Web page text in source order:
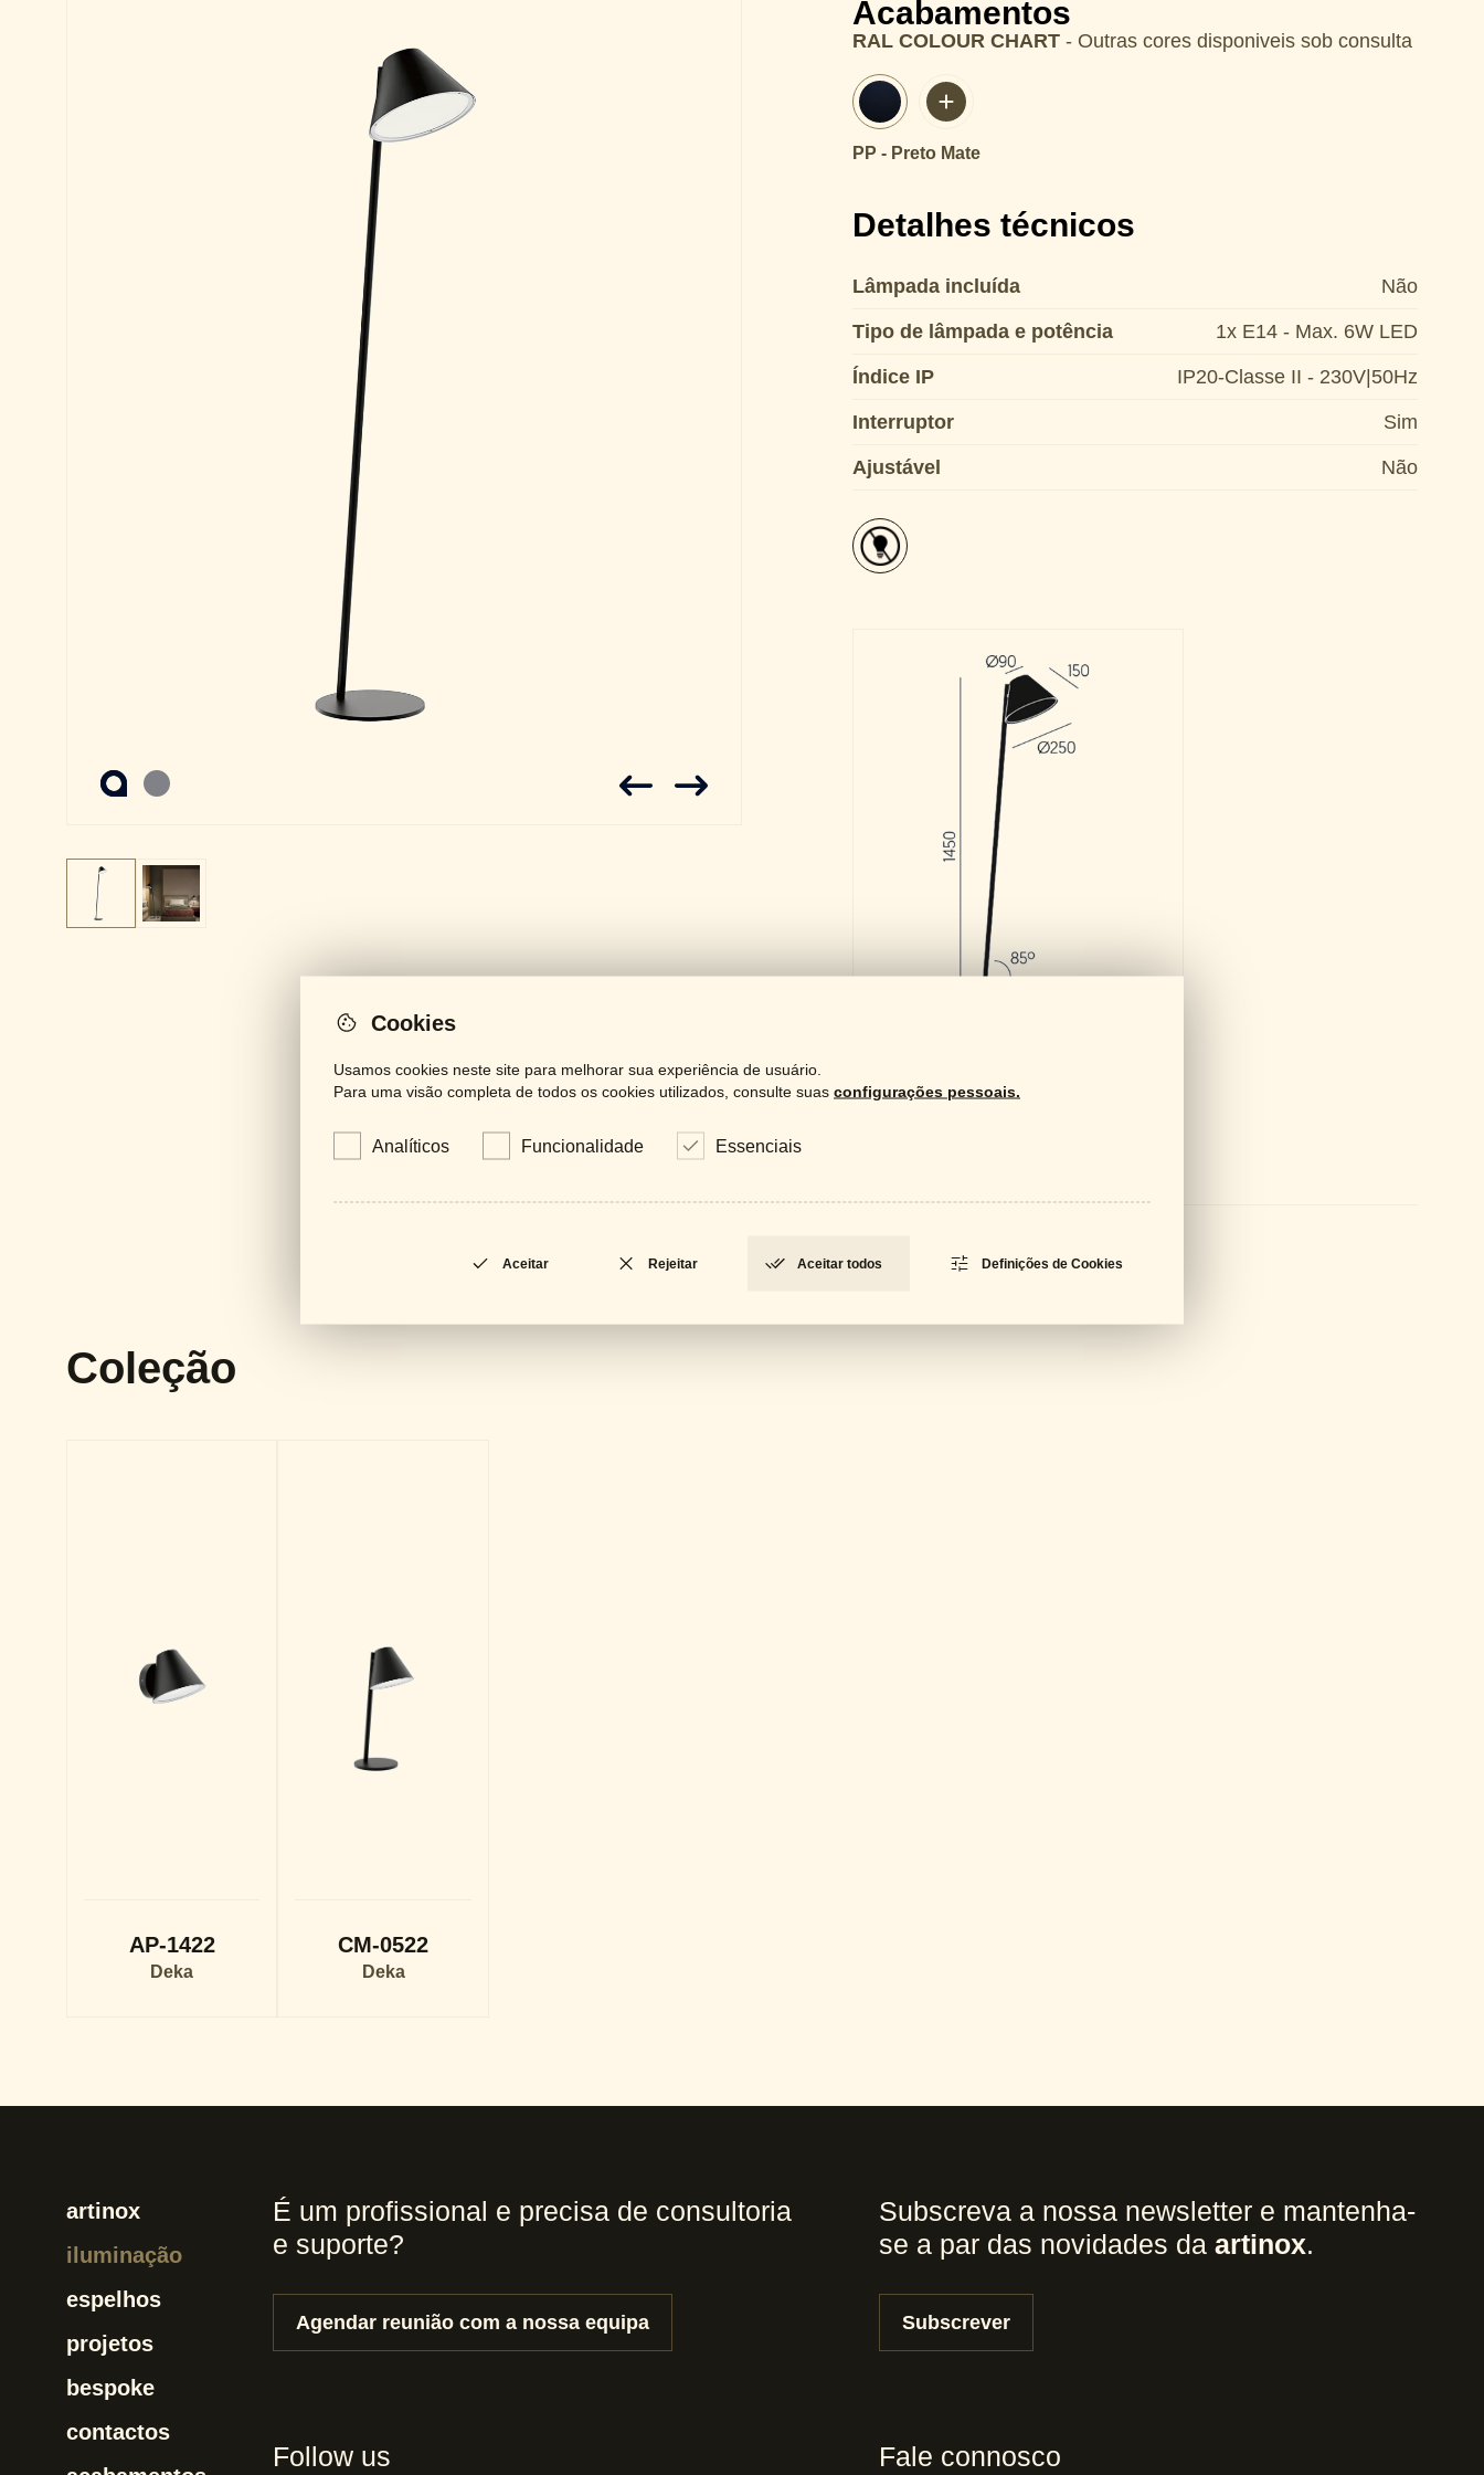
Acabamentos
RAL COLOUR CHART - Outras cores disponiveis sob consulta
PP - Preto Mate
Detalhes técnicos
Lâmpada incluída Não
Tipo de lâmpada e potência 1x E14 - Max. 6W LED
Índice IP IP20-Classe II - 230V|50Hz
Interruptor Sim
Ajustável Não
Coleção
AP-1422
Deka
CM-0522
Deka
artinox
iluminação
espelhos
projetos
bespoke
contactos
É um profissional e precisa de consultoria
e suporte?
Agendar reunião com a nossa equipa
Subscreva a nossa newsletter e mantenha-
se a par das novidades da artinox.
Subscrever
Follow us Fale connosco
Cookies
Usamos cookies neste site para melhorar sua experiência de usuário.
Para uma visão completa de todos os cookies utilizados, consulte suas configurações pessoais.
Analíticos Funcionalidade Essenciais
Aceitar Rejeitar Aceitar todos Definições de Cookies